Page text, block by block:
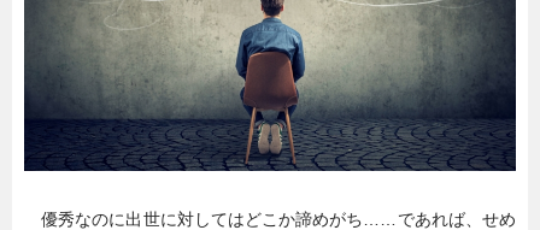
優秀なのに出世に対してはどこか諦めがち……であれば、せめ